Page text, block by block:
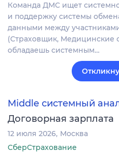
Команда ДМС ищет
и поддержку системы
данными между
(Страховщик, Медицинские
обладаешь системным…
Middle системный
Договорная зарплата
12 июля 2026 Москва
СберСтрахование